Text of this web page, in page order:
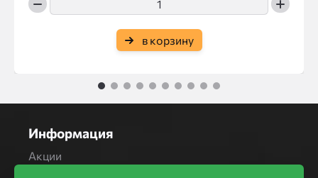
в корзину
1 2 3 4 5 6 7 8 9 10
Информация
Акции